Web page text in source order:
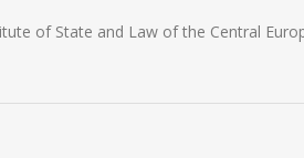
of State and Law of the Central